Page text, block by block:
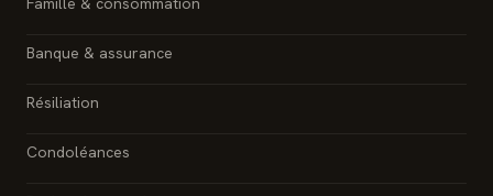
Banque & assurance
Résiliation
Condoléances